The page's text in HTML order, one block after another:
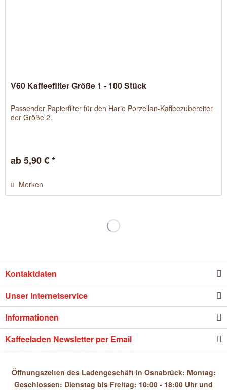
V60 Kaffeefilter Größe 1 - 100 Stück
Passender Papierfilter für den Hario Porzellan-Kaffeezubereiter
der Größe 2.
ab 5,90 € *
Merken
Kontaktdaten
Unser Internetservice
Informationen
Kaffeeladen Newsletter per Email
Öffnungszeiten des Ladengeschäft in Osnabrück: Montag:
Geschlossen: Dienstag bis Freitag: 10:00 - 18:00 Uhr und